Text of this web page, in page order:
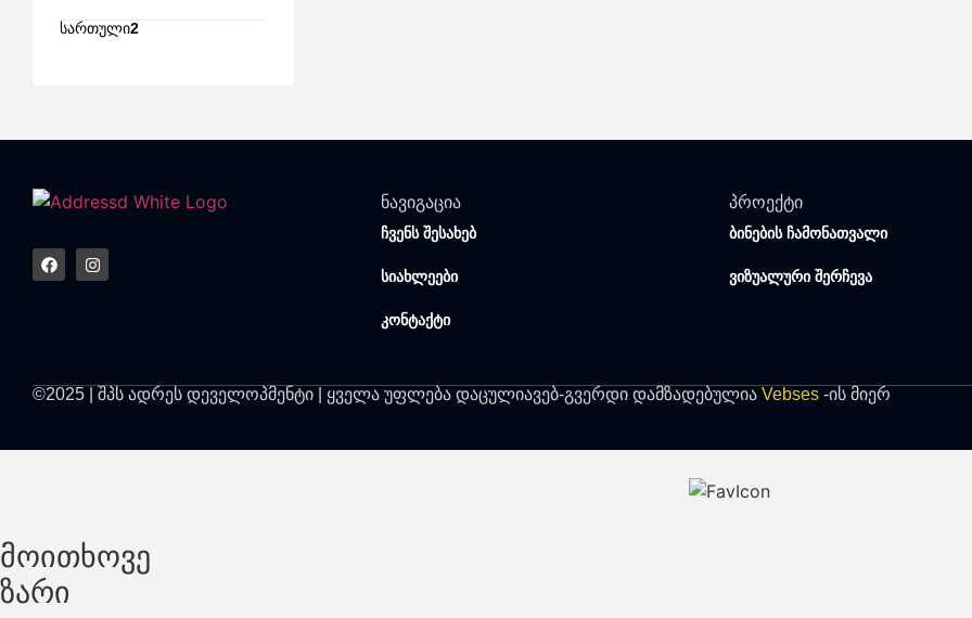
სართული2
ნავიგაცია
ჩვენს შესახებ
სიახლეები
კონტაქტი
პროექტი
ბინების ჩამონათვალი
ვიზუალური შერჩევა
©2025 | შპს ადრეს დეველოპმენტი | ყველა უფლება დაცულიავებ-გვერდი დამზადებულია Vebses -ის მიერ
მოითხოვე
ზარი